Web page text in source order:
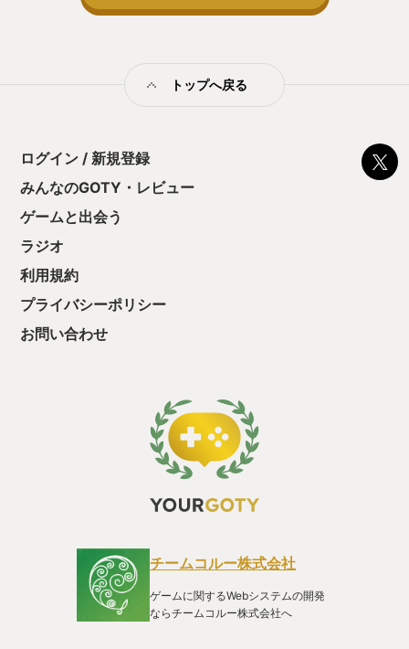
向けか？という
型のローグライ
をクリアしたら
う気持ちを揺る
トップへ戻る
ログイン / 新規登録
みんなのGOTY・レビュー
ゲームと出会う
ラジオ
利用規約
プライバシーポリシー
お問い合わせ
チームコルー株式会社
ゲームに関するWebシステムの開発
ならチームコルー株式会社へ